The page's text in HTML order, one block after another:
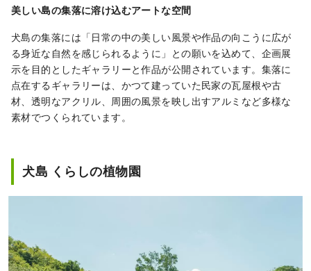
美しい島の集落に溶け込むアートな空間
犬島の集落には「日常の中の美しい風景や作品の向こうに広が
る身近な自然を感じられるように」との願いを込めて、企画展
示を目的としたギャラリーと作品が公開されています。集落に
点在するギャラリーは、かつて建っていた民家の瓦屋根や古
材、透明なアクリル、周囲の風景を映し出すアルミなど多様な
素材でつくられています。
犬島 くらしの植物園